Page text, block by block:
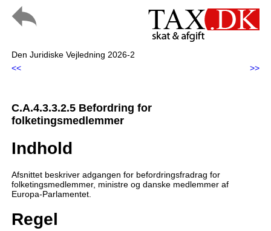
Den Juridiske Vejledning 2026-2
<<
>>
C.A.4.3.3.2.5 Befordring for
folketingsmedlemmer
Indhold
Afsnittet beskriver adgangen for befordringsfradrag for
folketingsmedlemmer, ministre og danske medlemmer af
Europa-Parlamentet.
Regel